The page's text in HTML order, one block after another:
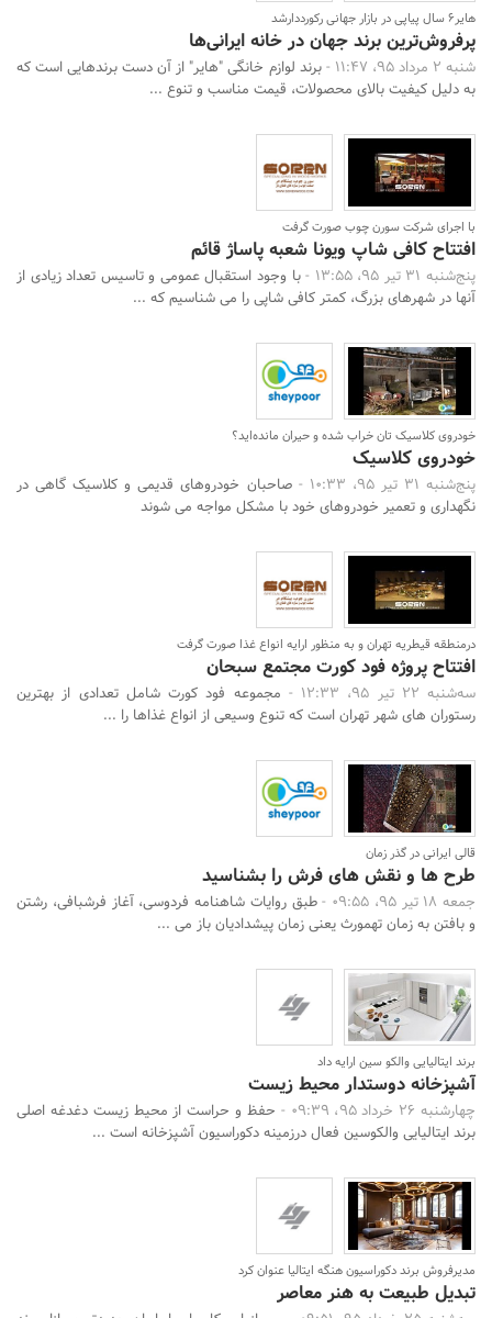
هایر6 سال پیاپی در بازار جهانی رکورددارشد
پرفروش‌ترین برند جهان در خانه ایرانی‌ها
شنبه 2 مرداد 95، 11:47 -
برند لوازم خانگی "هایر" از آن دست برندهایی است که
به دلیل کیفیت بالای محصولات، قیمت مناسب و تنوع ...
با اجرای شرکت سورن چوب صورت گرفت
افتتاح کافی شاپ ویونا شعبه پاساژ قائم
پنج‌شنبه 31 تیر 95، 13:55 -
با وجود استقبال عمومی و تاسیس تعداد زیادی از
آنها در شهرهای بزرگ، کمتر کافی شاپی را می شناسیم که ...
خودروی کلاسیک تان خراب شده و حیران مانده‌اید؟
خودروی کلاسیک
پنج‌شنبه 31 تیر 95، 10:33 -
صاحبان خودروهای قدیمی و کلاسیک گاهی در
نگهداری و تعمیر خودروهای خود با مشکل مواجه می شوند
درمنطقه قیطریه تهران و به منظور ارایه انواع غذا صورت گرفت
افتتاح پروژه فود کورت مجتمع سبحان
سه‌شنبه 22 تیر 95، 12:33 -
مجموعه فود کورت شامل تعدادی از بهترین
رستوران های شهر تهران است که تنوع وسیعی از انواع غذاها را ...
قالی ایرانی در گذر زمان
طرح ها و نقش های فرش را بشناسید
جمعه 18 تیر 95، 09:55 -
طبق روایات شاهنامه فردوسی، آغاز فرش­بافی، رشتن
و بافتن به زمان تهمورث یعنی زمان پیشدادیان باز می ...
برند ایتالیایی والکو سین ارایه داد
آشپزخانه دوستدار محیط زیست
چهارشنبه 26 خرداد 95، 09:39 -
حفظ و حراست از محیط زیست دغدغه اصلی
برند ایتالیایی والکوسین فعال درزمینه دکوراسیون آشپزخانه است ...
مدیرفروش برند دکوراسیون هنگه ایتالیا عنوان کرد
تبدیل طبیعت به هنر معاصر